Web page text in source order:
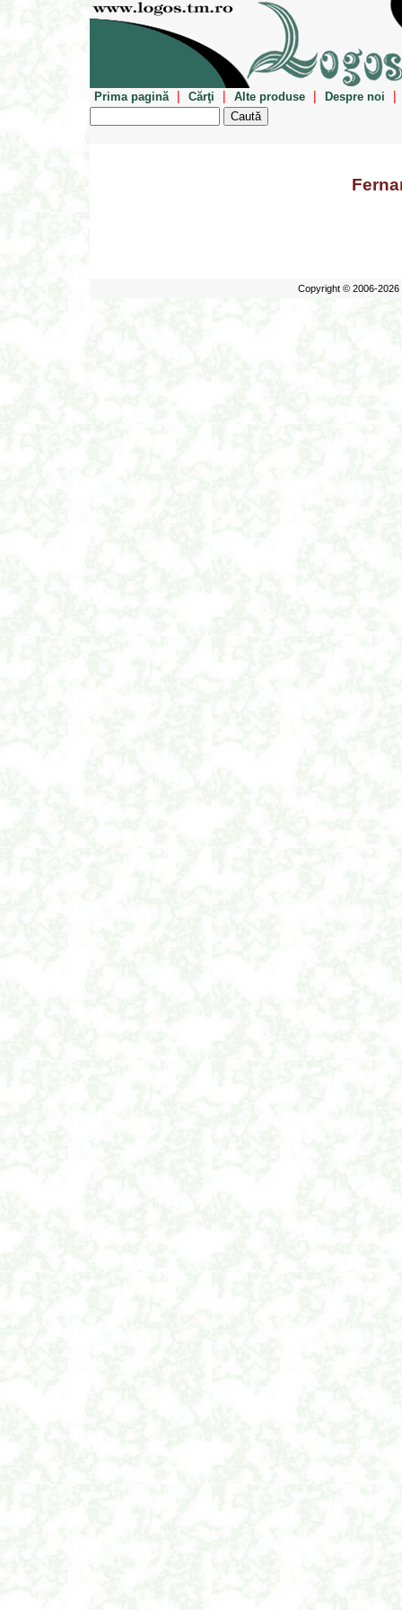
Prima pagină | Cărţi | Alte produse | Despre noi |
Copyright © 2006-2026